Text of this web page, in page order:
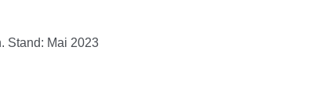
Stand: Mai 2023